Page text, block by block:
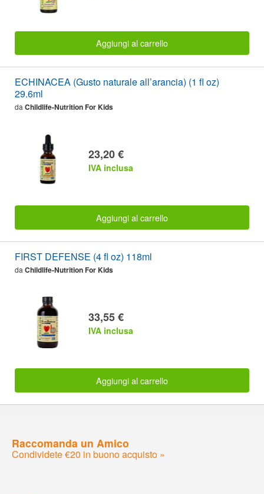
Aggiungi al carrello
ECHINACEA (Gusto naturale all’arancia) (1 fl oz)
29.6ml
da Childlife-Nutrition For Kids
23,20 €
IVA inclusa
Aggiungi al carrello
FIRST DEFENSE (4 fl oz) 118ml
da Childlife-Nutrition For Kids
33,55 €
IVA inclusa
Aggiungi al carrello
Raccomanda un Amico
Condividete €20 in buono acquisto »